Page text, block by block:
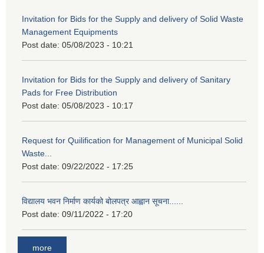
Invitation for Bids for the Supply and delivery of Solid Waste
Management Equipments
Post date: 05/08/2023 - 10:21
Invitation for Bids for the Supply and delivery of Sanitary
Pads for Free Distribution
Post date: 05/08/2023 - 10:17
Request for Quilification for Management of Municipal Solid
Waste...
Post date: 09/22/2022 - 17:25
विद्यालय भवन निर्माण कार्यको बोलपत्र आह्वान सूचना......
Post date: 09/11/2022 - 17:20
more